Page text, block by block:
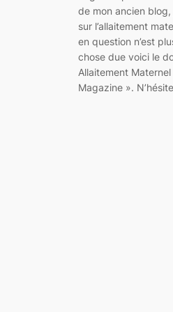
de mon ancien
sur l’allaitement
en question n’est
chose due voici le
Allaitement
Magazine ».